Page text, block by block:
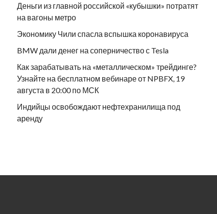
Деньги из главной российской «кубышки» потратят
на вагоны метро
Экономику Чили спасла вспышка коронавируса
BMW дали денег на соперничество с Tesla
Как зарабатывать на «металлическом» трейдинге?
Узнайте на бесплатном вебинаре от NPBFX, 19
августа в 20:00 по МСК
Индийцы освобождают нефтехранилища под
аренду